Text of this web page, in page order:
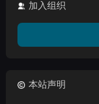
加入组织
本站声明